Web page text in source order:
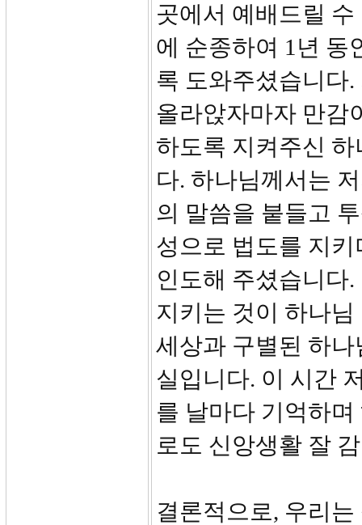
곳에서 예배드릴
에 순종하여 1년 동
록 도와주셨습니다
올라앉자마자 만감
하도록 지켜주신
다. 하나님께서는
의 말씀을 붙들고
성으로 법도를 지
인도해 주셨습니다
지키는 것이 하나
세상과 구별된 하
실입니다. 이 시간
를 날마다 기억하
로도 신앙생활 잘
결론적으로, 우리